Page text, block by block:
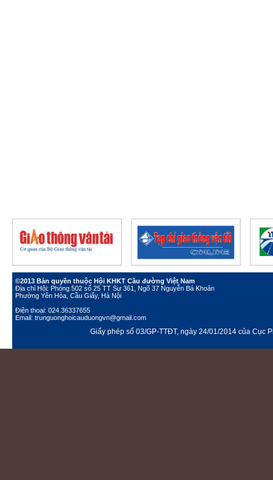
©2013 Bản quyền thuộc Hội KHKT Cầu đường Việt Nam
Địa chỉ Hội: Phòng 502 số 25 TT Sư 361, Ngõ 37 Nguyễn Bá Khoản
Phường Yên Hòa, Cầu Giấy, Hà Nội
Điện thoại: 024.36337655
Email: trunguonghoicauduongvn@gmail.com
Giấy phép số 03/GP-TTĐT, ngày 24/01/2014 của Cục